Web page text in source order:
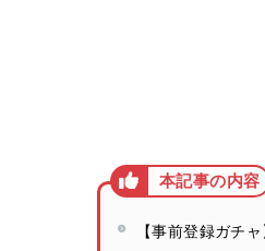
【事前登録ガチ